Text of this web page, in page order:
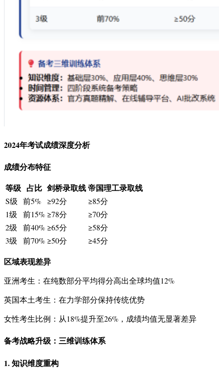
2024年考试成绩深度分析
成绩分布特征
等级 占比 剑桥录取线帝国理工录取线
S级 前5% ≥92分
≥85分
1级
前15% ≥78分
≥70分
2级
前40% ≥65分
≥58分
3级
前70% ≥50分 ≥45分
区域表现差异
亚洲考生：在纯数部分平均得分高出全球均值12%
英国本土考生：在力学部分保持传统优势
女性考生比例：从18%提升至26%，成绩均值无显著差异
备考战略升级：三维训练体系
1. 知识维度重构